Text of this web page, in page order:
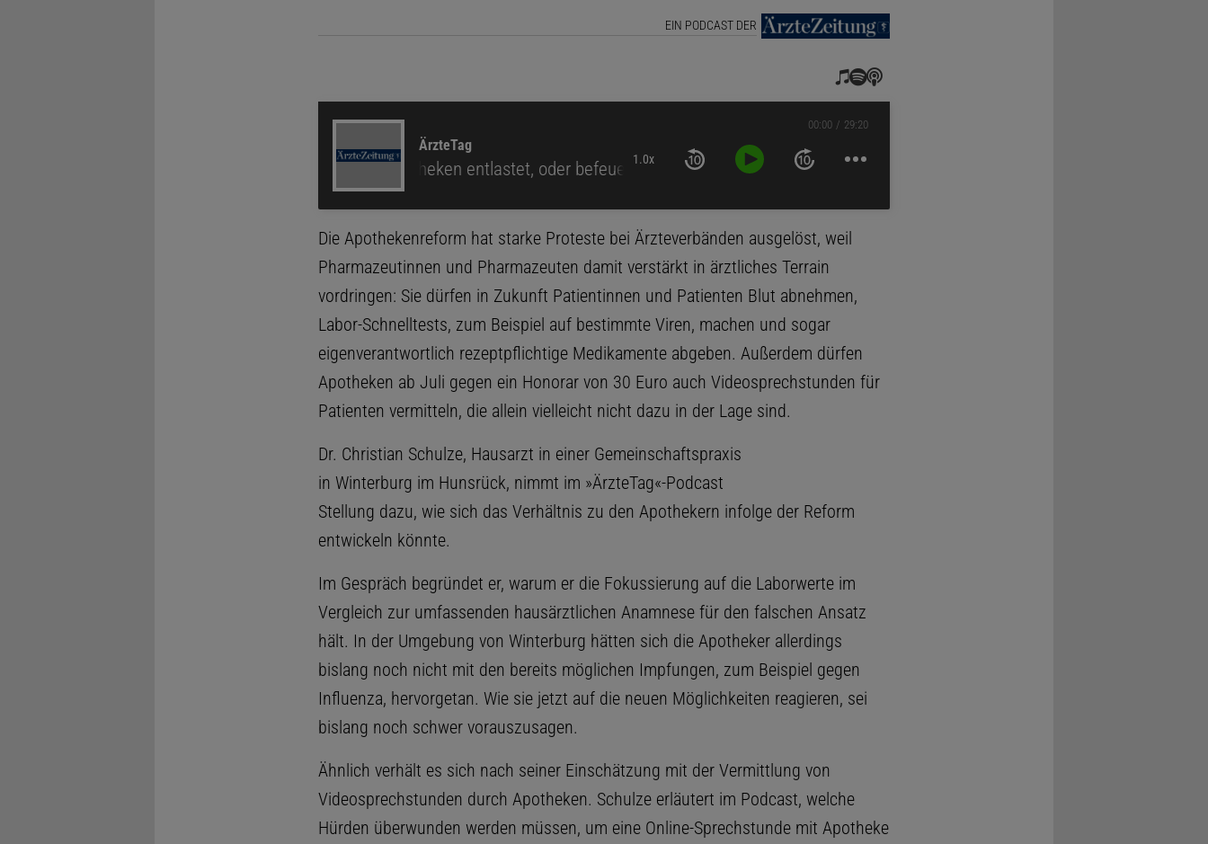
EIN PODCAST DER
ÄrzteTag
Werden Praxen durch neue Rechte für Apotheken entlastet, oder befeuert 1.0x
00:00 29:20
Die Apothekenreform hat starke Proteste bei Ärzteverbänden ausgelöst, weil
Pharmazeutinnen und Pharmazeuten damit verstärkt in ärztliches Terrain
vordringen: Sie dürfen in Zukunft Patientinnen und Patienten Blut abnehmen,
Labor-Schnelltests, zum Beispiel auf bestimmte Viren, machen und sogar
eigenverantwortlich rezeptpflichtige Medikamente abgeben. Außerdem dürfen
Apotheken ab Juli gegen ein Honorar von 30 Euro auch Videosprechstunden für
Patienten vermitteln, die allein vielleicht nicht dazu in der Lage sind.
Dr. Christian Schulze, Hausarzt in einer Gemeinschaftspraxis
in Winterburg im Hunsrück, nimmt im »ÄrzteTag«-Podcast
Stellung dazu, wie sich das Verhältnis zu den Apothekern infolge der Reform
entwickeln könnte.
Im Gespräch begründet er, warum er die Fokussierung auf die Laborwerte im
Vergleich zur umfassenden hausärztlichen Anamnese für den falschen Ansatz
hält. In der Umgebung von Winterburg hätten sich die Apotheker allerdings
bislang noch nicht mit den bereits möglichen Impfungen, zum Beispiel gegen
Influenza, hervorgetan. Wie sie jetzt auf die neuen Möglichkeiten reagieren, sei
bislang noch schwer vorauszusagen.
Ähnlich verhält es sich nach seiner Einschätzung mit der Vermittlung von
Videosprechstunden durch Apotheken. Schulze erläutert im Podcast, welche
Hürden überwunden werden müssen, um eine Online-Sprechstunde mit Apotheke